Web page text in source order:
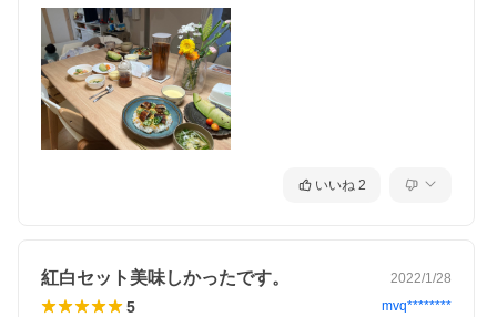
いいね 2
紅白セット美味しかったです。 2022/1/28
5 mvq********